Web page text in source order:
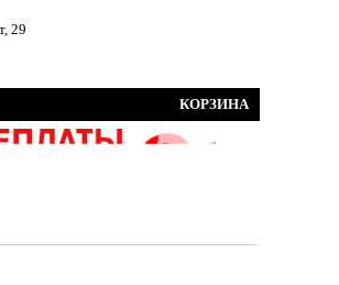
29
КОРЗИНА